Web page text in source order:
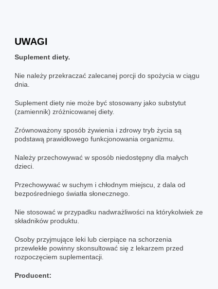
UWAGI
Suplement diety.
Nie należy przekraczać zalecanej porcji do spożycia w ciągu
dnia.
Suplement diety nie może być stosowany jako substytut
(zamiennik) zróżnicowanej diety.
Zrównoważony sposób żywienia i zdrowy tryb życia są
podstawą prawidłowego funkcjonowania organizmu.
Należy przechowywać w sposób niedostępny dla małych
dzieci.
Przechowywać w suchym i chłodnym miejscu, z dala od
bezpośredniego światła słonecznego.
Nie stosować w przypadku nadwrażliwości na którykolwiek ze
składników produktu.
Osoby przyjmujące leki lub cierpiące na schorzenia
przewlekłe powinny skonsultować się z lekarzem przed
rozpoczęciem suplementacji.
Producent: